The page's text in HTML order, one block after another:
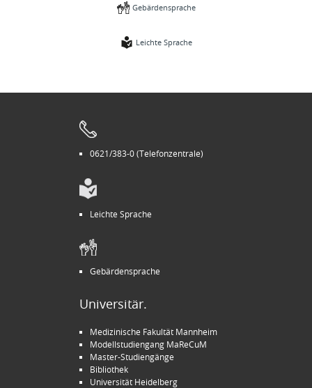
Gebärdensprache
Leichte Sprache
0621/383-0 (Telefonzentrale)
Leichte Sprache
Gebärdensprache
Universitär.
Medizinische Fakultät Mannheim
Modellstudiengang MaReCuM
Master-Studiengänge
Bibliothek
Universität Heidelberg